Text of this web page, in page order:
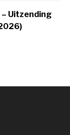
Uitzending